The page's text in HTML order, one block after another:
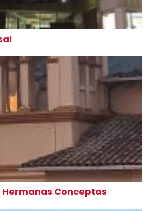
Hermanas Conceptas